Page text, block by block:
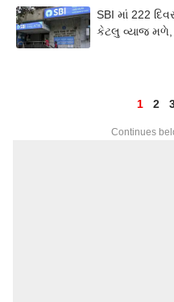
SBI માં 222
કેટલુ વ્યાજ
1 2
Continues